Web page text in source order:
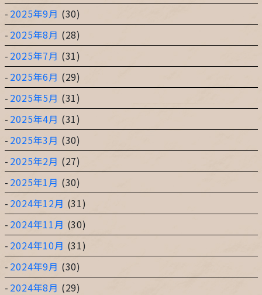
2025年9月 (30)
2025年8月 (28)
2025年7月 (31)
2025年6月 (29)
2025年5月 (31)
2025年4月 (31)
2025年3月 (30)
2025年2月 (27)
2025年1月 (30)
2024年12月 (31)
2024年11月 (30)
2024年10月 (31)
2024年9月 (30)
2024年8月 (29)